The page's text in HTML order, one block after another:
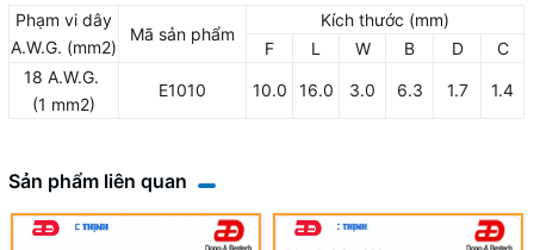
Phạm vi dây
A.W.G. (mm2)
Mã sản phẩm
Kích thước (mm)
F
L W B D
C
18 A.W.G.
(1 mm2)
E1010 10.0 16.0 3.0 6.3 1.7 1.4
Sản phẩm liên quan